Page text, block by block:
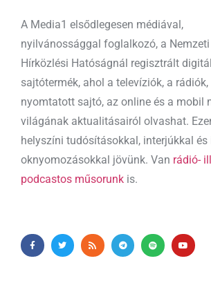
A Media1 elsődlegesen médiával,
nyilvánossággal foglalkozó, a
Hírközlési Hatóságnál regisztrált
sajtótermék, ahol a televíziók, a rádiók,
nyomtatott sajtó, az online és a mobil
világának aktualitásairól olvashat.
helyszíni tudósításokkal, interjúkkal és
oknyomozásokkal jövünk. Van rádió-
podcastos műsorunk is.